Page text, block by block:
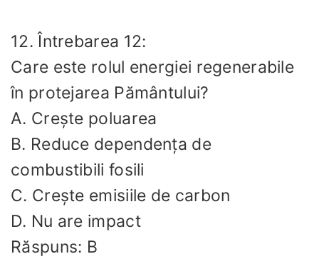
12. Întrebarea 12:
Care este rolul energiei regenerabile
în protejarea Pământului?
A. Crește poluarea
B. Reduce dependența de
combustibili fosili
C. Crește emisiile de carbon
D. Nu are impact
Răspuns: B